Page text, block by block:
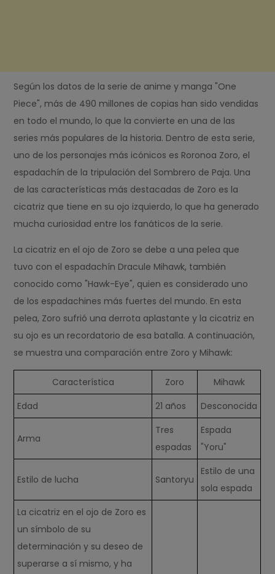
Según los datos de la serie de anime y manga "One
Piece", más de 490 millones de copias han sido vendidas
en todo el mundo, lo que la convierte en una de las
series más populares de la historia. Dentro de esta serie,
uno de los personajes más icónicos es Roronoa Zoro, el
espadachín de la tripulación del Sombrero de Paja. Una
de las características más destacadas de Zoro es la
cicatriz que tiene en su ojo izquierdo, lo que ha generado
mucha curiosidad entre los fanáticos de la serie.
La cicatriz en el ojo de Zoro se debe a una pelea que
tuvo con el espadachín Dracule Mihawk, también
conocido como "Hawk-Eye", quien es considerado uno
de los espadachines más fuertes del mundo. En esta
pelea, Zoro sufrió una derrota aplastante y la cicatriz en
su ojo es un recordatorio de esa batalla. A continuación,
se muestra una comparación entre Zoro y Mihawk:
Característica Zoro
Mihawk
Edad
21 años Desconocida
Arma
Tres
espadas
Espada
"Yoru"
Estilo de lucha Santoryu
Estilo de una
sola espada
La cicatriz en el ojo de Zoro es
un símbolo de su
determinación y su deseo de
superarse a sí mismo, y ha